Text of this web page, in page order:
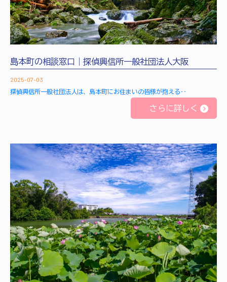
島本町の相談窓口｜探偵興信所一般社団法人大阪
2025-07-03
探偵興信所一般社団法人は、島本町にお住まいの皆様が抱える‥
さらに詳しく